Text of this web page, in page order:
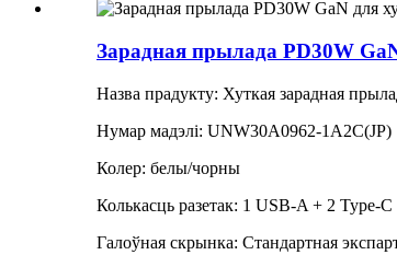
Зарадная прылада PD30W
Назва прадукту: Хуткая зарадная
Нумар мадэлі: UNW30A0962-1A2C(JP)
Колер: белы/чорны
Колькасць разетак: 1 USB-A + 2 Type-C
Галоўная скрынка: Стандартная